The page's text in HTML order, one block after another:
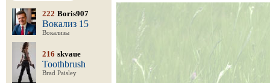
222 Boris907
Вокализ 15
Вокализы
216 skvaue
Toothbrush
Brad Paisley